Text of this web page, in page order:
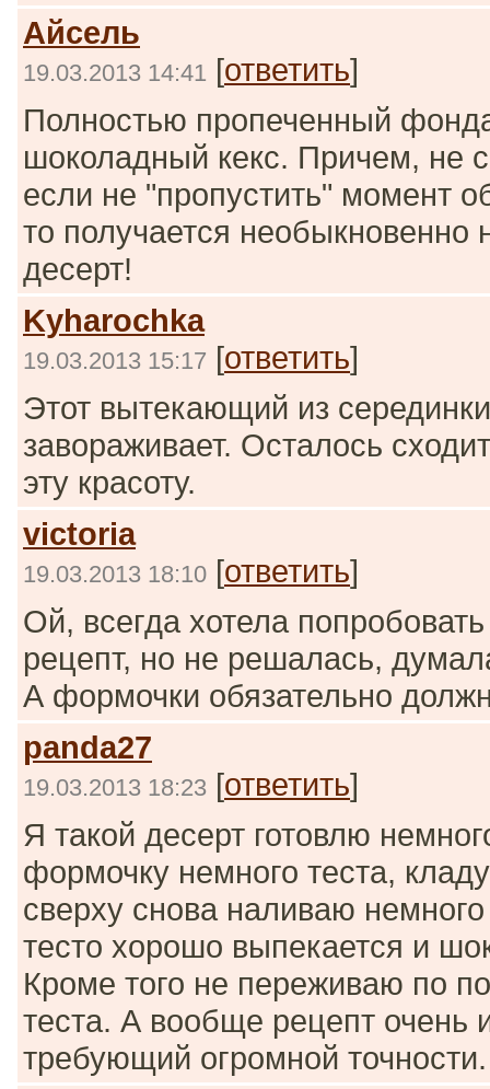
Айсель
19.03.2013 14:41 [ответить]
Полностью пропеченный
шоколадный кекс. Причем, не
если не "пропустить" момент
то получается
десерт!
Kyharochka
19.03.2013 15:17 [ответить]
Этот вытекающий из
завораживает. Осталось
эту красоту.
victoria
19.03.2013 18:10 [ответить]
Ой, всегда хотела попробовать
рецепт, но не решалась,
А формочки обязательно
panda27
19.03.2013 18:23 [ответить]
Я такой десерт готовлю
формочку немного теста,
сверху снова наливаю немного
тесто хорошо выпекается и
Кроме того не переживаю по
теста. А вообще рецепт очень
требующий огромной точности.